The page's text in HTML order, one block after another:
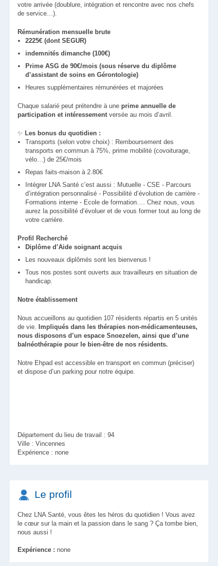
votre arrivée (doublure, intégration et rencontre avec nos chefs
de service…).
Rémunération mensuelle brute
2225€ (dont SEGUR)
indemnités dimanche (100€)
Prime ASG de 90€/mois (sous réserve du diplôme
d’assistant de soins en Gérontologie)
Heures supplémentaires rémunérées et majorées
Chaque salarié peut prétendre à une prime annuelle de
participation et intéressement versée au mois d’avril.
✨ Les bonus du quotidien :
Transports (selon votre choix) : Remboursement des
transports en commun à 75%, prime mobilité (covoiturage,
vélo…) de 25€/mois
Repas faits-maison à 2.80€
Intégrer LNA Santé c’est aussi : Mutuelle - CSE - Parcours
d’intégration personnalisé - Possibilité d’évolution de carrière -
Formations interne - Ecole de formation…. Chez nous, vous
aurez la possibilité d’évoluer et de vous former tout au long de
votre carrière.
Profil Recherché
Diplôme d’Aide soignant acquis
Les nouveaux diplômés sont les bienvenus !
Tous nos postes sont ouverts aux travailleurs en situation de
handicap.
Notre établissement
Nous accueillons au quotidien 107 résidents répartis en 5 unités
de vie.
Impliqués dans les thérapies non-médicamenteuses,
nous disposons d’un espace Snoezelen, ainsi que d’une
balnéothérapie pour le bien-être de nos résidents.
Notre Ehpad est accessible en transport en commun (préciser)
et dispose d’un parking pour notre équipe.
Département du lieu de travail : 94
Ville : Vincennes
Expérience : none
Le profil
Chez LNA Santé, vous êtes les héros du quotidien ! Vous avez
le cœur sur la main et la passion dans le sang ? Ça tombe bien,
nous aussi !
Expérience : none